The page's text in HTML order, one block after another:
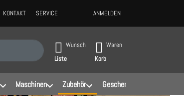
KONTAKT SERVICE ANMELDEN
automatisch erste Ergebnisse. Drücken Sie die
Wunsch
Liste
Waren
Korb
Maschinen Zubehör Geschenke